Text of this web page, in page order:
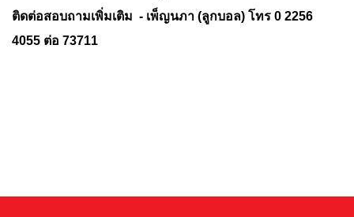
ติดต่อสอบถามเพิ่มเติม - เพ็ญนภา (ลูกบอล) โทร 0 2256
4055 ต่อ 73711